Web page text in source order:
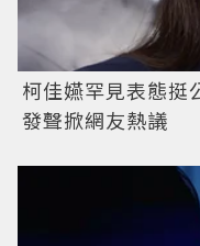
柯佳嬿罕見表態
發聲掀網友熱議